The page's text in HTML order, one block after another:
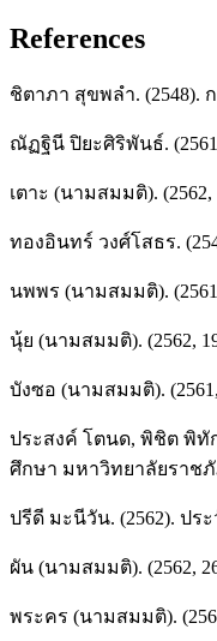
References
ชิตาภา สุขพลำ. (2548).
ณัฏฐินี ปิยะศิริพันธ์.
เตาะ (นามสมมติ).
ทองอินทร์ วงศ์โสธร.
นพพร (นามสมมติ).
นุ้ย (นามสมมติ). (2562,
บังซอ (นามสมมติ).
ประสงค์ โตนด, พิชิต พิทั
ศึกษา มหาวิทยาลัยราชภั
ปรีดี มะนีวัน. (2562). ปร
ผัน (นามสมมติ). (2562,
พระคร (นามสมมติ).